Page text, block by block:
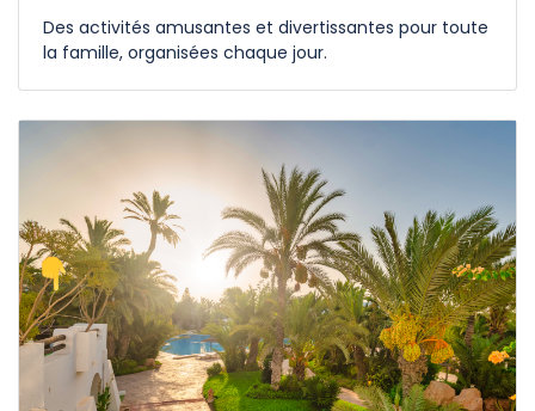
Des activités amusantes et divertissantes pour toute
la famille, organisées chaque jour.